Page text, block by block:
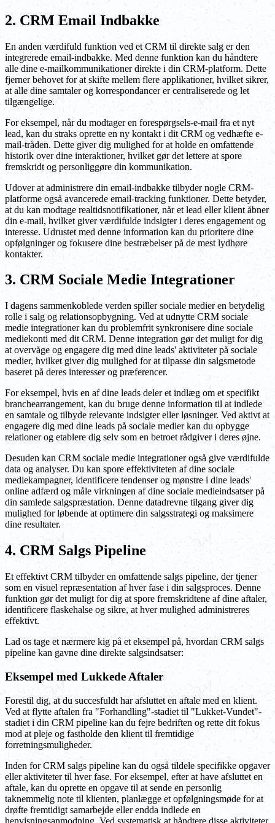
2. CRM Email Indbakke
En anden værdifuld funktion ved et CRM til direkte salg er den
integrerede email-indbakke. Med denne funktion kan du håndtere
alle dine e-mailkommunikationer direkte i din CRM-platform. Dette
fjerner behovet for at skifte mellem flere applikationer, hvilket sikrer,
at alle dine samtaler og korrespondancer er centraliserede og let
tilgængelige.
For eksempel, når du modtager en forespørgsels-e-mail fra et nyt
lead, kan du straks oprette en ny kontakt i dit CRM og vedhæfte e-
mail-tråden. Dette giver dig mulighed for at holde en omfattende
historik over dine interaktioner, hvilket gør det lettere at spore
fremskridt og personliggøre din kommunikation.
Udover at administrere din email-indbakke tilbyder nogle CRM-
platforme også avancerede email-tracking funktioner. Dette betyder,
at du kan modtage realtidsnotifikationer, når et lead eller klient åbner
din e-mail, hvilket giver værdifulde indsigter i deres engagement og
interesse. Udrustet med denne information kan du prioritere dine
opfølgninger og fokusere dine bestræbelser på de mest lydhøre
kontakter.
3. CRM Sociale Medie Integrationer
I dagens sammenkoblede verden spiller sociale medier en betydelig
rolle i salg og relationsopbygning. Ved at udnytte CRM sociale
medie integrationer kan du problemfrit synkronisere dine sociale
mediekonti med dit CRM. Denne integration gør det muligt for dig
at overvåge og engagere dig med dine leads' aktiviteter på sociale
medier, hvilket giver dig mulighed for at tilpasse din salgsmetode
baseret på deres interesser og præferencer.
For eksempel, hvis en af dine leads deler et indlæg om et specifikt
branchearrangement, kan du bruge denne information til at indlede
en samtale og tilbyde relevante indsigter eller løsninger. Ved aktivt at
engagere dig med dine leads på sociale medier kan du opbygge
relationer og etablere dig selv som en betroet rådgiver i deres øjne.
Desuden kan CRM sociale medie integrationer også give værdifulde
data og analyser. Du kan spore effektiviteten af dine sociale
mediekampagner, identificere tendenser og mønstre i dine leads'
online adfærd og måle virkningen af dine sociale medieindsatser på
din samlede salgspræstation. Denne datadrevne tilgang giver dig
mulighed for løbende at optimere din salgsstrategi og maksimere
dine resultater.
4. CRM Salgs Pipeline
Et effektivt CRM tilbyder en omfattende salgs pipeline, der tjener
som en visuel repræsentation af hver fase i din salgsproces. Denne
funktion gør det muligt for dig at spore fremskridtene af dine aftaler,
identificere flaskehalse og sikre, at hver mulighed administreres
effektivt.
Lad os tage et nærmere kig på et eksempel på, hvordan CRM salgs
pipeline kan gavne dine direkte salgsindsatser:
Eksempel med Lukkede Aftaler
Forestil dig, at du succesfuldt har afsluttet en aftale med en klient.
Ved at flytte aftalen fra "Forhandling"-stadiet til "Lukket-Vundet"-
stadiet i din CRM pipeline kan du fejre bedriften og rette dit fokus
mod at pleje og fastholde den klient til fremtidige
forretningsmuligheder.
Inden for CRM salgs pipeline kan du også tildele specifikke opgaver
eller aktiviteter til hver fase. For eksempel, efter at have afsluttet en
aftale, kan du oprette en opgave til at sende en personlig
taknemmelig note til klienten, planlægge et opfølgningsmøde for at
drøfte fremtidigt samarbejde eller endda indlede en
henvisningsanmodning. Ved systematisk at håndtere disse aktiviteter